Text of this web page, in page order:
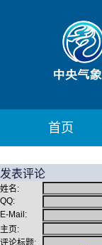
首页
发表评论
姓名:
QQ:
E-Mail:
主页:
评论标题: